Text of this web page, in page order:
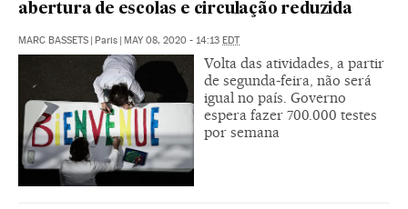
abertura de escolas e circulação reduzida
MARC BASSETS | Paris | MAY 08, 2020 - 14:13 EDT
Volta das atividades, a partir
de segunda-feira, não será
igual no país. Governo
espera fazer 700.000 testes
por semana